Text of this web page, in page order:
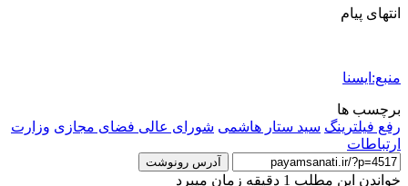
انتهای پیام
منبع:ایسنا
برچسب ها
رفع فیلترینگ سید ستار هاشمی شورای عالی فضای مجازی وزارت
ارتباطات
آدرس رونوشت
خواندن این مطلب 1 دقیقه زمان میبرد